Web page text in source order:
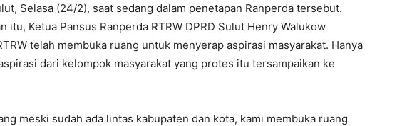
Selasa (24/2), saat sedang dalam penetapan Ranperda tersebut.
itu, Ketua Pansus Ranperda RTRW DPRD Sulut Henry Walukow
telah membuka ruang untuk menyerap aspirasi masyarakat. Hanya
dari kelompok masyarakat yang protes itu tersampaikan ke
meski sudah ada lintas kabupaten dan kota, kami membuka ruang